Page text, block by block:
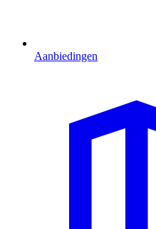
Aanbiedingen